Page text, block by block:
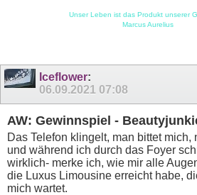
Unser Leben ist das Produkt unserer
Marcus Aurelius
Iceflower:
06.09.2021 07:08
AW: Gewinnspiel -
Das Telefon klingelt, man bittet mich,
und während ich durch das Foyer
wirklich- merke ich, wie mir alle
die Luxus Limousine erreicht habe,
mich wartet.